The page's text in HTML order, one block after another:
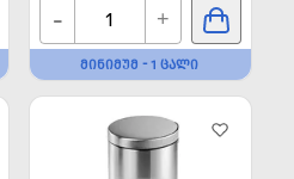
- +
ᲛᲘᲜᲘᲛᲣᲛ - 1 ᲪᲐᲚᲘ